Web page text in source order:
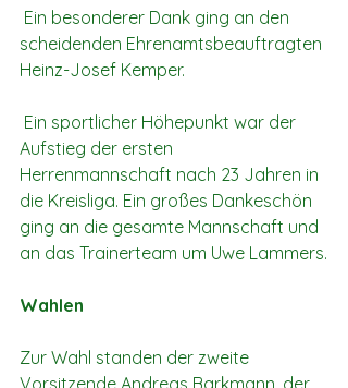
scheidenden Ehrenamtsbeauftragten
Heinz-Josef Kemper.
Aufstieg der ersten
Herrenmannschaft nach 23 Jahren in
die Kreisliga. Ein großes Dankeschön
ging an die gesamte Mannschaft und
an das Trainerteam um Uwe Lammers.
Wahlen
Zur Wahl standen der zweite
Vorsitzende Andreas Barkmann, der